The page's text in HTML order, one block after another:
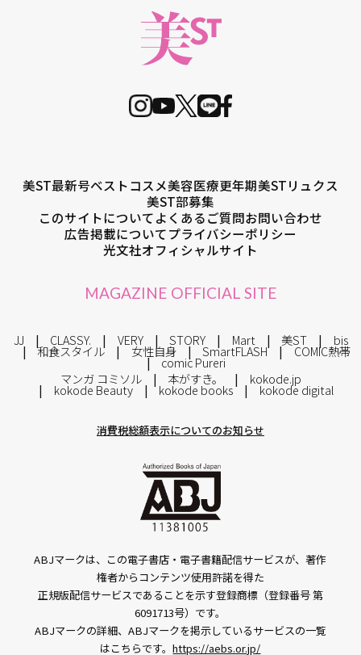
美ST最新号ベストコスメ美容医療更年期美STリュクス
美ST部募集
このサイトについてよくあるご質問お問い合わせ
広告掲載についてプライバシーポリシー
光文社オフィシャルサイト
MAGAZINE OFFICIAL SITE
JJ CLASSY. VERY STORY Mart 美ST bis
和食スタイル 女性自身 SmartFLASH COMIC熱帯
comic Pureri
マンガ コミソル
本がすき。 kokode.jp
kokode Beauty kokode books kokode digital
消費税総額表示についてのお知らせ
ABJマークは、この電子書店・電子書籍配信サービスが、著作
権者からコンテンツ使用許諾を得た
正規版配信サービスであることを示す登録商標（登録番号 第
6091713号）です。
ABJマークの詳細、ABJマークを掲示しているサービスの一覧
はこちらです。https://aebs.or.jp/